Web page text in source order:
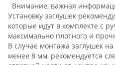
Внимание, важная
Установку заглушек
которые идут в комплекте с
максимально плотного и
В случае монтажа заглушек
менее 8 мм, рекомендуется